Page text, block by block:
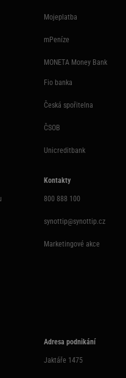
Mojeplatba
mPeníze
MONETA Money Bank
Fio banka
Česká spořitelna
ČSOB
Unicreditbank
Kontakty
800 888 100
synottip@synottip.cz
Marketingové akce
Adresa podnikání
Jaktáře 1475